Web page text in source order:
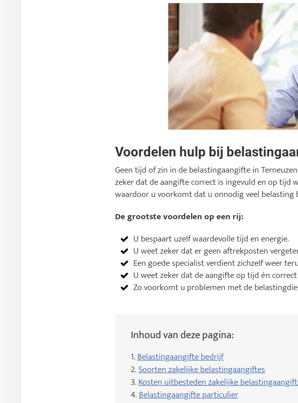
Voordelen hulp bij
Geen tijd of zin in de belastingaangifte in
zeker dat de aangifte correct is ingevuld en op tijd
waardoor u voorkomt dat u onnodig veel belasting
De grootste voordelen op een rij:
U bespaart uzelf waardevolle tijd en energie.
U weet zeker dat er geen aftrekposten
Een goede specialist verdient zichzelf weer
U weet zeker dat de aangifte op tijd én
Zo voorkomt u problemen met de
Inhoud van deze pagina:
1.Belastingaangifte bedrijf
2.Soorten zakelijke belastingaangiftes
3.Kosten uitbesteden zakelijke
4.Belastingaangifte particulier